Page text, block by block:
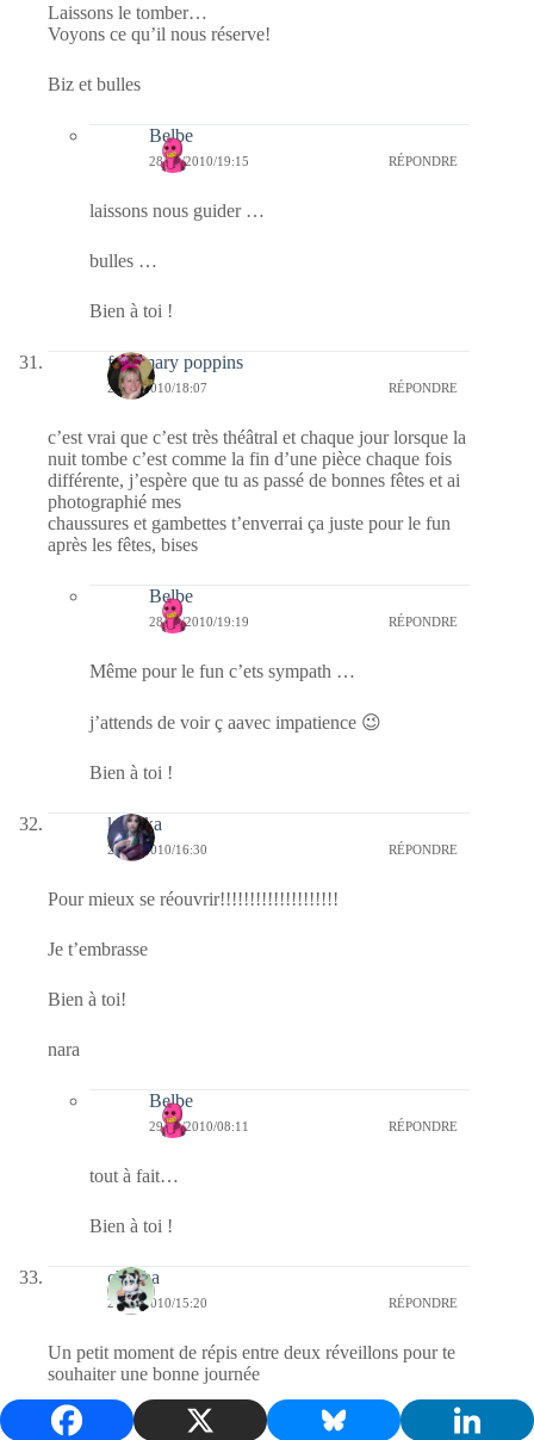
Laissons le tomber…
Voyons ce qu’il nous réserve!
Biz et bulles
Belbe
28/12/2010/19:15 RÉPONDRE
laissons nous guider …
bulles …
Bien à toi !
fabymary poppins
28/12/2010/18:07 RÉPONDRE
c’est vrai que c’est très théâtral et chaque jour lorsque la
nuit tombe c’est comme la fin d’une pièce chaque fois
différente, j’espère que tu as passé de bonnes fêtes et ai
photographié mes
chaussures et gambettes t’enverrai ça juste pour le fun
après les fêtes, bises
Belbe
28/12/2010/19:19 RÉPONDRE
Même pour le fun c’ets sympath …
j’attends de voir ç aavec impatience 😉
Bien à toi !
kalinka
28/12/2010/16:30 RÉPONDRE
Pour mieux se réouvrir!!!!!!!!!!!!!!!!!!!!
Je t’embrasse
Bien à toi!
nara
Belbe
29/12/2010/08:11 RÉPONDRE
tout à fait…
Bien à toi !
chacha
28/12/2010/15:20 RÉPONDRE
Un petit moment de répis entre deux réveillons pour te
souhaiter une bonne journée
Belbe